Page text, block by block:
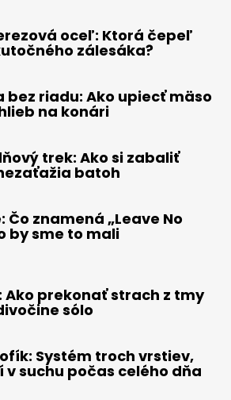
oceľ: Ktorá čepeľ
zálesáka?
bez riadu: Ako upiecť mäso
na konári
trek: Ako si zabaliť
batoh
Čo znamená „Leave No
by sme to mali
Ako prekonať strach z tmy
sólo
Systém troch vrstiev,
v suchu počas celého dňa